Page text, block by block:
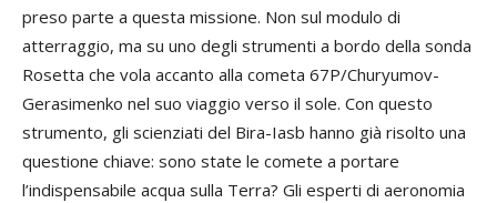
preso parte a questa missione. Non sul modulo di
atterraggio, ma su uno degli strumenti a bordo della sonda
Rosetta che vola accanto alla cometa 67P/Churyumov-
Gerasimenko nel suo viaggio verso il sole. Con questo
strumento, gli scienziati del Bira-Iasb hanno già risolto una
questione chiave: sono state le comete a portare
l’indispensabile acqua sulla Terra? Gli esperti di aeronomia